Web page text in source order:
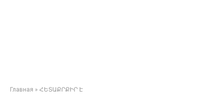
Главная » ՀԵՏԱՔՐՔԻՐ Է